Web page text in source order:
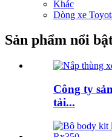
Khác
Dòng xe
Sản phẩm nổi
Công ty
tải...